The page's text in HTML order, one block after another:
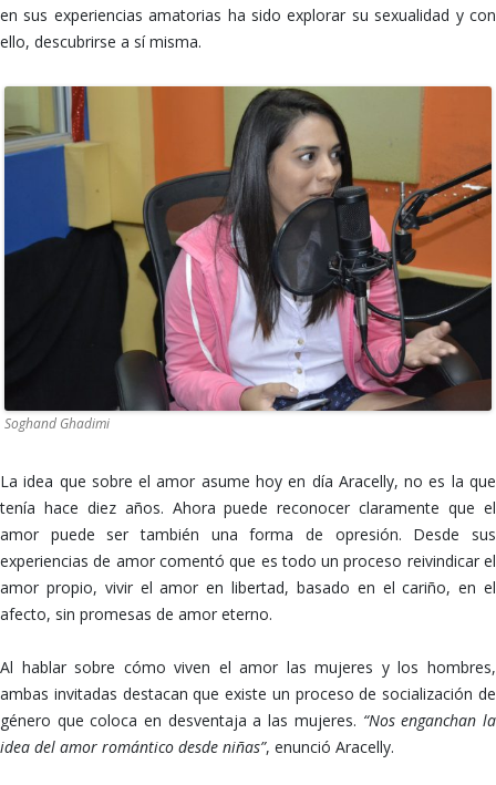
en sus experiencias amatorias ha sido explorar su sexualidad y con
ello, descubrirse a sí misma.
Soghand Ghadimi
La idea que sobre el amor asume hoy en día Aracelly, no es la que
tenía hace diez años. Ahora puede reconocer claramente que el
amor puede ser también una forma de opresión. Desde sus
experiencias de amor comentó que es todo un proceso reivindicar el
amor propio, vivir el amor en libertad, basado en el cariño, en el
afecto, sin promesas de amor eterno.
Al hablar sobre cómo viven el amor las mujeres y los hombres,
ambas invitadas destacan que existe un proceso de socialización de
género que coloca en desventaja a las mujeres. “Nos enganchan la
idea del amor romántico desde niñas”, enunció Aracelly.